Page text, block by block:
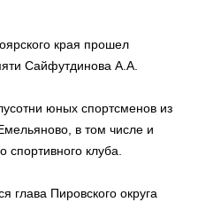
края прошел
Сайфутдинова А.А.
юных спортсменов из
в том числе и
спортивного клуба.
глава Пировского округа